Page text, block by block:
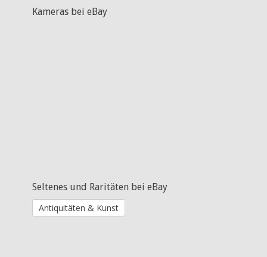
Kameras bei eBay
Seltenes und Raritäten bei eBay
Antiquitäten & Kunst